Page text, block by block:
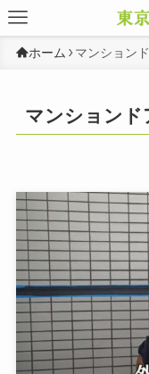
ホーム マンション
マンションド